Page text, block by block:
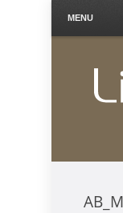
MENU